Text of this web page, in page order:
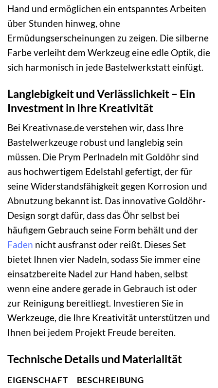
Hand und ermöglichen ein entspanntes Arbeiten
über Stunden hinweg, ohne
Ermüdungserscheinungen zu zeigen. Die silberne
Farbe verleiht dem Werkzeug eine edle Optik, die
sich harmonisch in jede Bastelwerkstatt einfügt.
Langlebigkeit und Verlässlichkeit – Ein
Investment in Ihre Kreativität
Bei Kreativnase.de verstehen wir, dass Ihre
Bastelwerkzeuge robust und langlebig sein
müssen. Die Prym Perlnadeln mit Goldöhr sind
aus hochwertigem Edelstahl gefertigt, der für
seine Widerstandsfähigkeit gegen Korrosion und
Abnutzung bekannt ist. Das innovative Goldöhr-
Design sorgt dafür, dass das Öhr selbst bei
häufigem Gebrauch seine Form behält und der
Faden nicht ausfranst oder reißt. Dieses Set
bietet Ihnen vier Nadeln, sodass Sie immer eine
einsatzbereite Nadel zur Hand haben, selbst
wenn eine andere gerade in Gebrauch ist oder
zur Reinigung bereitliegt. Investieren Sie in
Werkzeuge, die Ihre Kreativität unterstützen und
Ihnen bei jedem Projekt Freude bereiten.
Technische Details und Materialität
EIGENSCHAFT
BESCHREIBUNG